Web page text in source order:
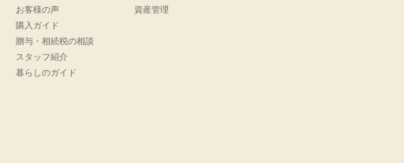
お客様の声
購入ガイド
贈与・相続税の相談
スタッフ紹介
暮らしのガイド
資産管理